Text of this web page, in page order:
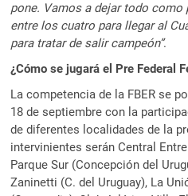
pone. Vamos a dejar todo
entre los cuatro para llegar al
para tratar de salir campeón”.
¿Cómo se jugará el Pre Federal
La competencia de la FBER se
18 de septiembre con la
de diferentes localidades de la
intervinientes serán Central
Parque Sur (Concepción del
Zaninetti (C. del Uruguay), La